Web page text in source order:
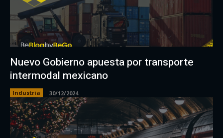
Nuevo Gobierno apuesta por transporte
intermodal mexicano
Industria 30/12/2024